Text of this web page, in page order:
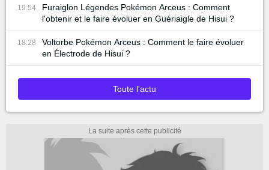
19:54
Furaiglon Légendes Pokémon Arceus : Comment
l'obtenir et le faire évoluer en Guériaigle de Hisui ?
18:28
Voltorbe Pokémon Arceus : Comment le faire évoluer
en Électrode de Hisui ?
Toute l'actu